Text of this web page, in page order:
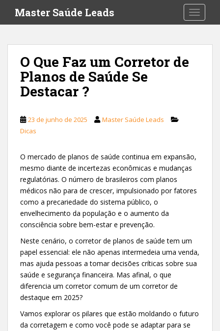
i
Master Saúde Leads
O Que Faz um Corretor de
Planos de Saúde Se
Destacar ?
23 de junho de 2025
Master Saúde Leads
Dicas
O mercado de planos de saúde continua em expansão,
mesmo diante de incertezas econômicas e mudanças
regulatórias. O número de brasileiros com planos
médicos não para de crescer, impulsionado por fatores
como a precariedade do sistema público, o
envelhecimento da população e o aumento da
consciência sobre bem-estar e prevenção.
Neste cenário, o corretor de planos de saúde tem um
papel essencial: ele não apenas intermedeia uma venda,
mas ajuda pessoas a tomar decisões críticas sobre sua
saúde e segurança financeira. Mas afinal, o que
diferencia um corretor comum de um corretor de
destaque em 2025?
Vamos explorar os pilares que estão moldando o futuro
da corretagem e como você pode se adaptar para se